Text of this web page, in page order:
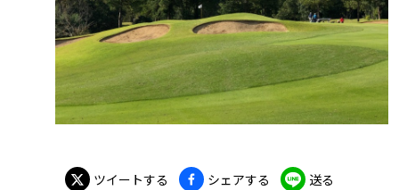
ツイートする シェアする
送る